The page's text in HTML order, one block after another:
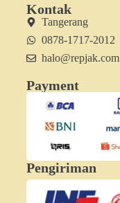
Kontak
Tangerang
0878-1717-2012
halo@repjak.com
Payment
Pengiriman